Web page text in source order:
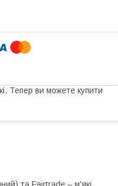
Тепер ви можете купити